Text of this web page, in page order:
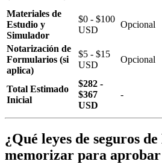
Materiales de
Estudio y
Simulador
$0 - $100
USD
Opcional
Notarización de
Formularios (si
aplica)
$5 - $15
USD
Opcional
Total Estimado
Inicial
$282 -
$367
USD
-
¿Qué leyes de seguros
memorizar para aprobar